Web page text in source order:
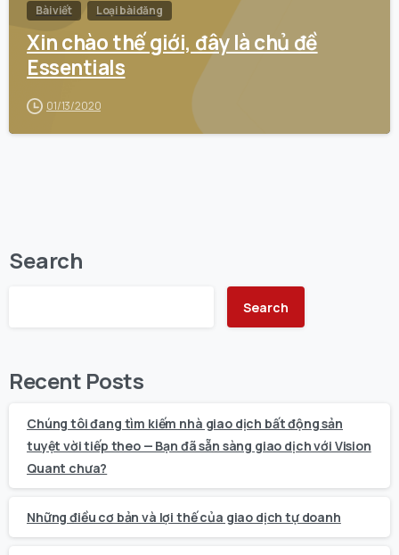
Bài viết Loại bài đăng
Xin chào thế giới, đây là chủ đề
Essentials
01/13/2020
Search
Search
Recent Posts
Chúng tôi đang tìm kiếm nhà giao dịch bất động sản
tuyệt vời tiếp theo — Bạn đã sẵn sàng giao dịch với Vision
Quant chưa?
Những điều cơ bản và lợi thế của giao dịch tự doanh